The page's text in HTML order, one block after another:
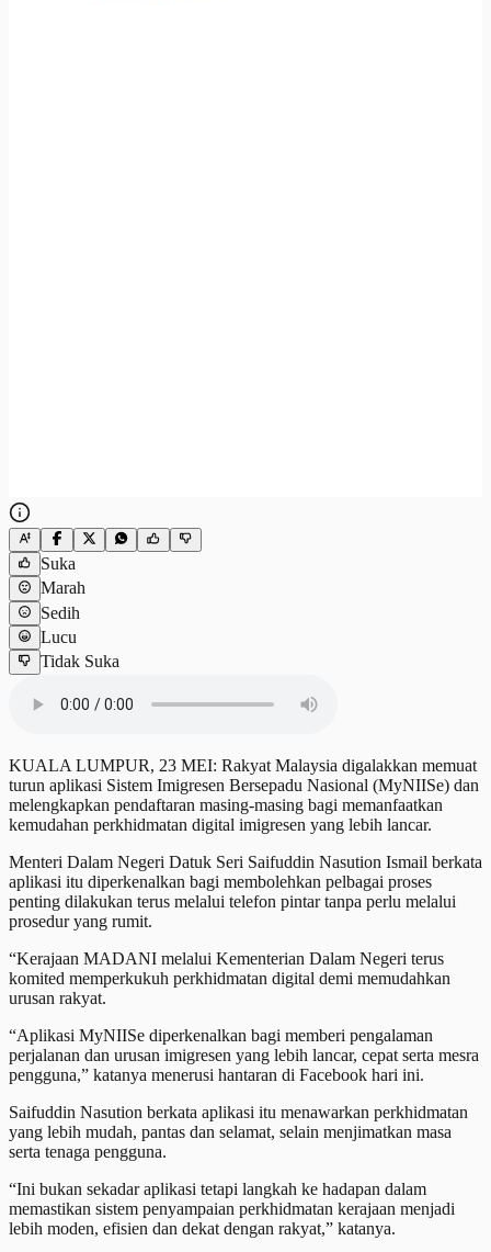
Suka
Marah
Sedih
Lucu
Tidak Suka
KUALA LUMPUR, 23 MEI: Rakyat Malaysia digalakkan memuat
turun aplikasi Sistem Imigresen Bersepadu Nasional (MyNIISe) dan
melengkapkan pendaftaran masing-masing bagi memanfaatkan
kemudahan perkhidmatan digital imigresen yang lebih lancar.
Menteri Dalam Negeri Datuk Seri Saifuddin Nasution Ismail berkata
aplikasi itu diperkenalkan bagi membolehkan pelbagai proses
penting dilakukan terus melalui telefon pintar tanpa perlu melalui
prosedur yang rumit.
“Kerajaan MADANI melalui Kementerian Dalam Negeri terus
komited memperkukuh perkhidmatan digital demi memudahkan
urusan rakyat.
“Aplikasi MyNIISe diperkenalkan bagi memberi pengalaman
perjalanan dan urusan imigresen yang lebih lancar, cepat serta mesra
pengguna,” katanya menerusi hantaran di Facebook hari ini.
Saifuddin Nasution berkata aplikasi itu menawarkan perkhidmatan
yang lebih mudah, pantas dan selamat, selain menjimatkan masa
serta tenaga pengguna.
“Ini bukan sekadar aplikasi tetapi langkah ke hadapan dalam
memastikan sistem penyampaian perkhidmatan kerajaan menjadi
lebih moden, efisien dan dekat dengan rakyat,” katanya.